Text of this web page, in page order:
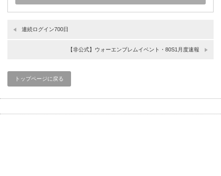
連続ログイン700日
【非公式】ウォーエンブレムイベント・80S1月度速報
トップページに戻る